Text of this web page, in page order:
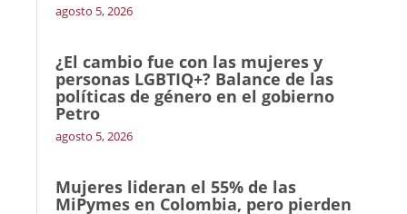
agosto 5, 2026
¿El cambio fue con las mujeres y
personas LGBTIQ+? Balance de las
políticas de género en el gobierno
Petro
agosto 5, 2026
Mujeres lideran el 55% de las
MiPymes en Colombia, pero pierden